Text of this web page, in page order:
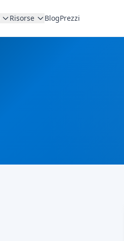
Risorse BlogPrezzi